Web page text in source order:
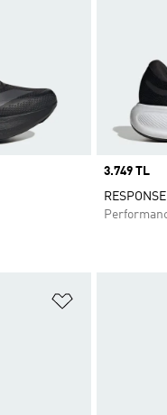
Price
3.749 TL